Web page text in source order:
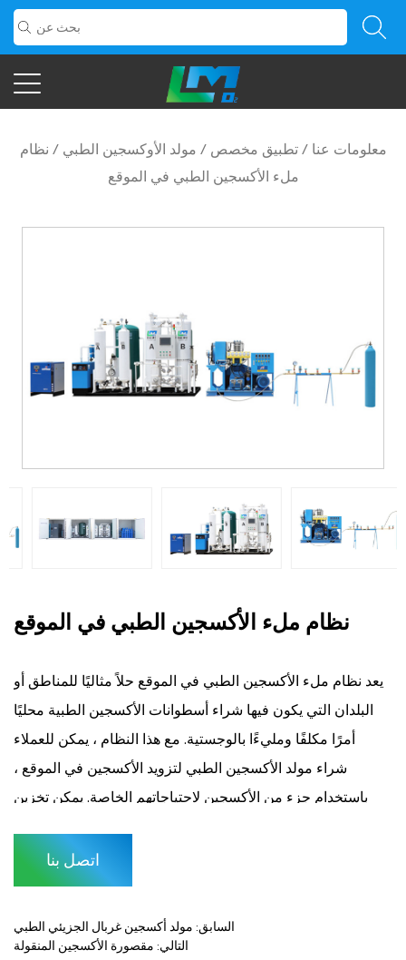
معلومات عنا /تطبيق مخصص / مولد الأوكسجين الطبي / نظام
ملء الأكسجين الطبي في الموقع
نظام ملء الأكسجين الطبي في الموقع
يعد نظام ملء الأكسجين الطبي في الموقع حلاً مثاليًا للمناطق أو
البلدان التي يكون فيها شراء أسطوانات الأكسجين الطبية محليًا
أمرًا مكلفًا ومليءًا بالوجستية. مع هذا النظام ، يمكن للعملاء
شراء مولد الأكسجين الطبي لتزويد الأكسجين في الموقع ،
باستخدام جزء من الأكسجين لاحتياجاتهم الخاصة. يمكن تخزين
ذلك إلى مواقع أخرى ، مما يوفر طريقة فعالة من حيث التكلفة
لتلبية الطلب المحلي على الأكسجين الطبي وإنشاء دفق إيرادات
اتصل بنا
السابق: مولد أكسجين غربال الجزيئي الطبي
التالي: مقصورة الأكسجين المنقولة